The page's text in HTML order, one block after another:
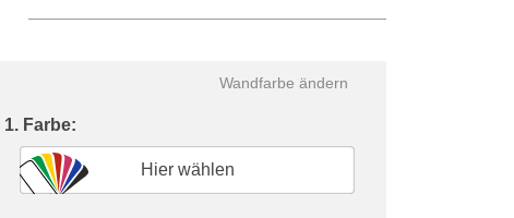
Wandfarbe ändern
1. Farbe:
Hier wählen